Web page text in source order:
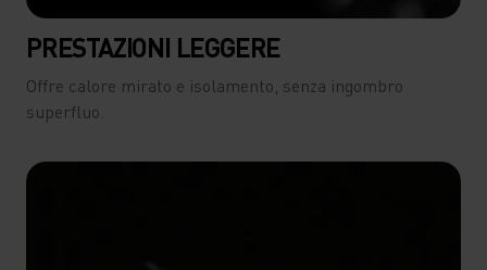
PRESTAZIONI LEGGERE
Offre calore mirato e isolamento, senza ingombro
superfluo.